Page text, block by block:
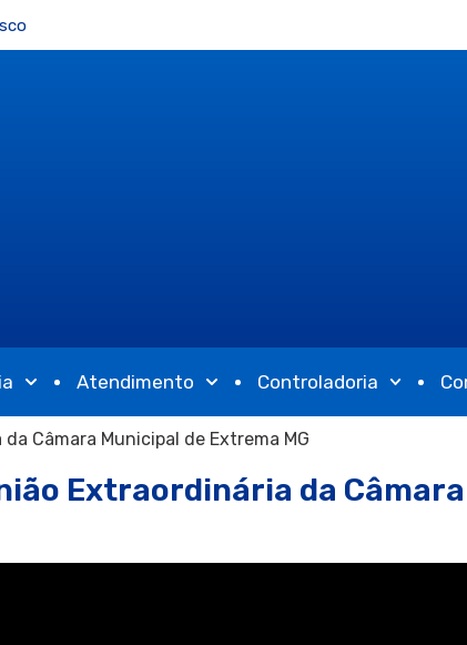
Atendimento Controladoria
Câmara Municipal de Extrema MG
Extraordinária da